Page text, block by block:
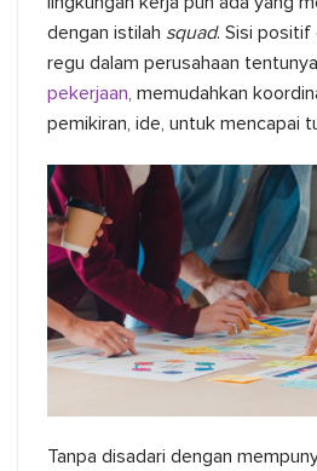
dengan istilah squad. Sisi
regu dalam perusahaan
pekerjaan, memudahkan
pemikiran, ide, untuk mencapai
Tanpa disadari dengan